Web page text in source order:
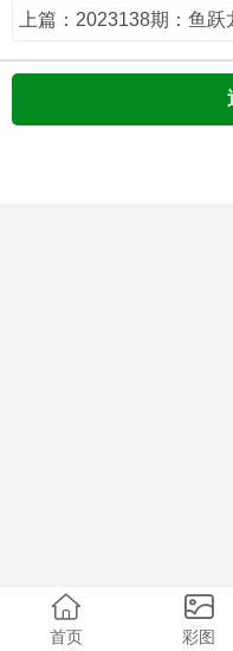
上篇：2023138期：鱼跃
首页 彩图